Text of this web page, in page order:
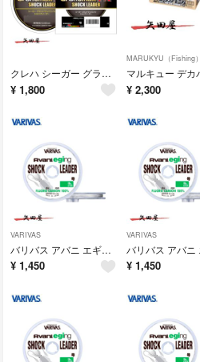
クレハ シーガー グランドマックスFX ショックリーダー 30m 1.75号
¥ 1,800
MARUKYU（Fishing）
¥ 2,300
VARIVAS
バリバス アバニ エギング ショックリーダー フロロカーボン 3号 (5316)
¥ 1,450
VARIVAS
¥ 1,450